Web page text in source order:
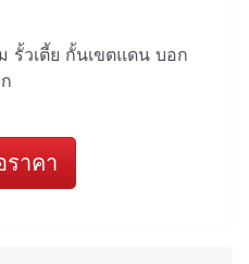
รั้วเตี้ย กั้นเขตแดน บอก
ราคา